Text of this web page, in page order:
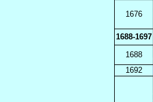
1676
1688-1697
1688
1692